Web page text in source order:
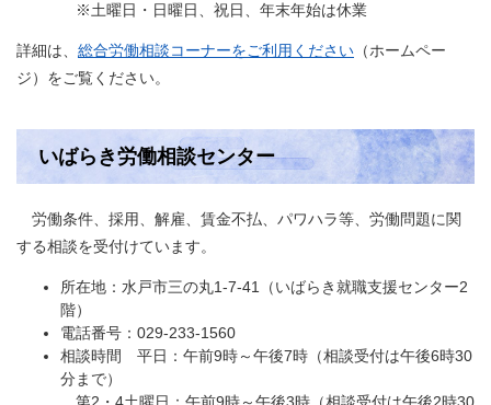
※土曜日・日曜日、祝日、年末年始は休業
詳細は、 総合労働相談コーナーをご利用ください ​（ホームペー
ジ）をご覧ください。
いばらき労働相談センター
労働条件、採用、解雇、賃金不払、パワハラ等、労働問題に関
する相談を受付けています。
所在地：水戸市三の丸1-7-41（いばらき就職支援センター2
階）
電話番号：029-233-1560
相談時間 平日：午前9時～午後7時（相談受付は午後6時30
分まで）